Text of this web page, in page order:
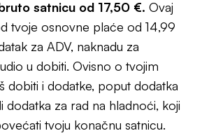
satnicu od 17,50 €. Ovaj
tvoje osnovne plaće od 14,99
za ADV, naknadu za
u dobiti. Ovisno o tvojim
dobiti i dodatke, poput dodatka
dodatka za rad na hladnoći, koji
tvoju konačnu satnicu.